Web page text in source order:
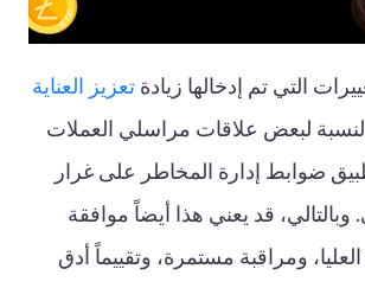
التي تم إدخالها زيادة تعزيز العناية
لبعض علاقات مراسلي العملات
ضوابط إدارة المخاطر على غرار
وبالتالي، قد يعني هذا أيضاً موافقة
ومراقبة مستمرة، وتقييماً أدق